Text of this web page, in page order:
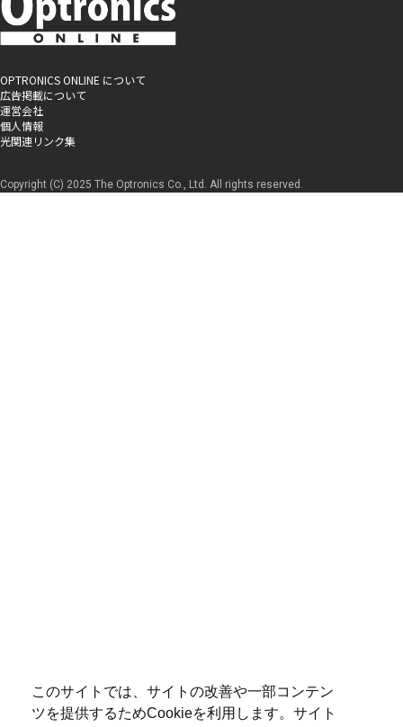
このサイトでは、サイトの改善や一部コンテン
ツを提供するためCookieを利用します。サイト
OPTRONICS ONLINE について
広告掲載について
運営会社
個人情報
光関連リンク集
Copyright (C) 2025 The Optronics Co., Ltd. All rights reserved.